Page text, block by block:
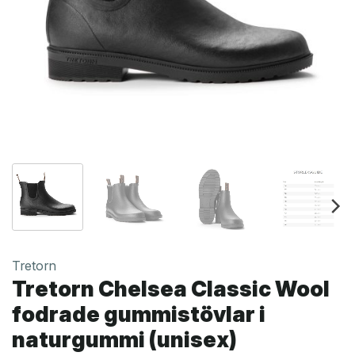
Tretorn
Tretorn Chelsea Classic Wool
fodrade gummistövlar i
naturgummi (unisex)